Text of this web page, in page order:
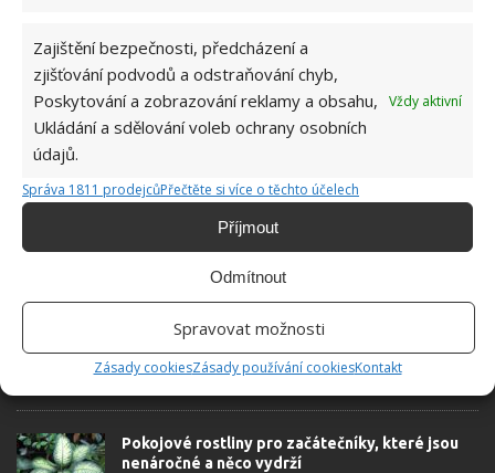
Zajištění bezpečnosti, předcházení a
zjišťování podvodů a odstraňování chyb,
Poskytování a zobrazování reklamy a obsahu,
Ukládání a sdělování voleb ochrany osobních
údajů.
Vždy aktivní
Správa 1811 prodejcůPřečtěte si více o těchto účelech
Příjmout
Odmítnout
Spravovat možnosti
Zásady cookiesZásady používání cookiesKontakt
Retro kvíz o oblíbených autech v dobách
socialismu: Tehdejší řidiči musí získat 10 z 10
bodů
6.5.2026
Tyto rostliny odpuzují klíšťata. Ujistěte se, že je
máte na zahrádce
7.8.2026
Pokojové rostliny pro začátečníky, které jsou
nenáročné a něco vydrží